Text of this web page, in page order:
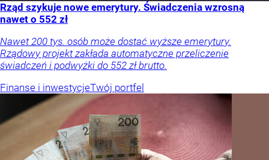
Rząd szykuje nowe emerytury. Świadczenia wzrosną
nawet o 552 zł
Nawet 200 tys. osób może dostać wyższe emerytury.
Rządowy projekt zakłada automatyczne przeliczenie
świadczeń i podwyżki do 552 zł brutto.
Finanse i inwestycjeTwój portfel